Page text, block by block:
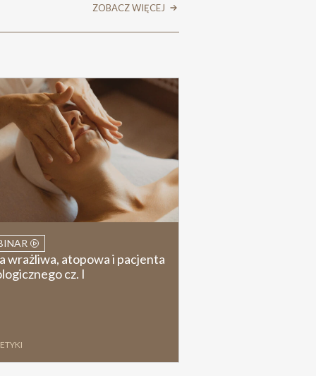
ZOBACZ WIĘCEJ
wrażliwa, atopowa i pacjenta
cz. I